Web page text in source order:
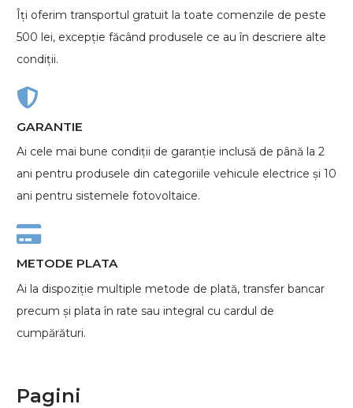
Îți oferim transportul gratuit la toate comenzile de peste
500 lei, excepție făcând produsele ce au în descriere alte
condiții.
GARANTIE
Ai cele mai bune condiții de garanție inclusă de până la 2
ani pentru produsele din categoriile vehicule electrice și 10
ani pentru sistemele fotovoltaice.
METODE PLATA
Ai la dispoziție multiple metode de plată, transfer bancar
precum și plata în rate sau integral cu cardul de
cumpărături.
Pagini